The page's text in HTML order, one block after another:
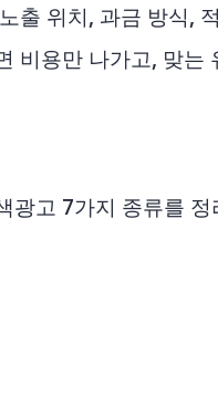
출 위치, 과금 방식,
비용만 나가고, 맞
광고 7가지 종류를